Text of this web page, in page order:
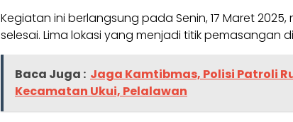
Kegiatan ini berlangsung pada Senin, 17 Maret 2025,
selesai. Lima lokasi yang menjadi titik pemasangan
Baca Juga : Jaga Kamtibmas, Polisi Patroli
Kecamatan Ukui, Pelalawan